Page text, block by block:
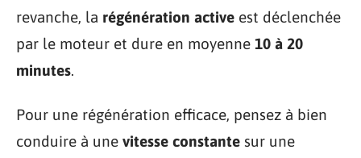
revanche, la régénération active est déclenchée
par le moteur et dure en moyenne 10 à 20
minutes.
Pour une régénération efficace, pensez à bien
conduire à une vitesse constante sur une